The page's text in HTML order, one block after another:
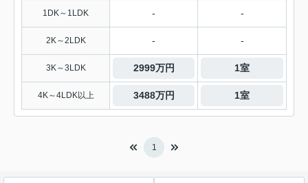
1DK～1LDK - -
2K～2LDK - -
3K～3LDK 2999万円 1室
4K～4LDK以上 3488万円 1室
1